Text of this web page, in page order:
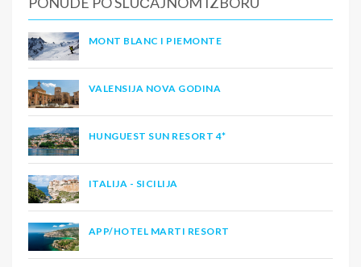
MONT BLANC I PIEMONTE
VALENSIJA NOVA GODINA
HUNGUEST SUN RESORT 4*
ITALIJA - SICILIJA
APP/HOTEL MARTI RESORT